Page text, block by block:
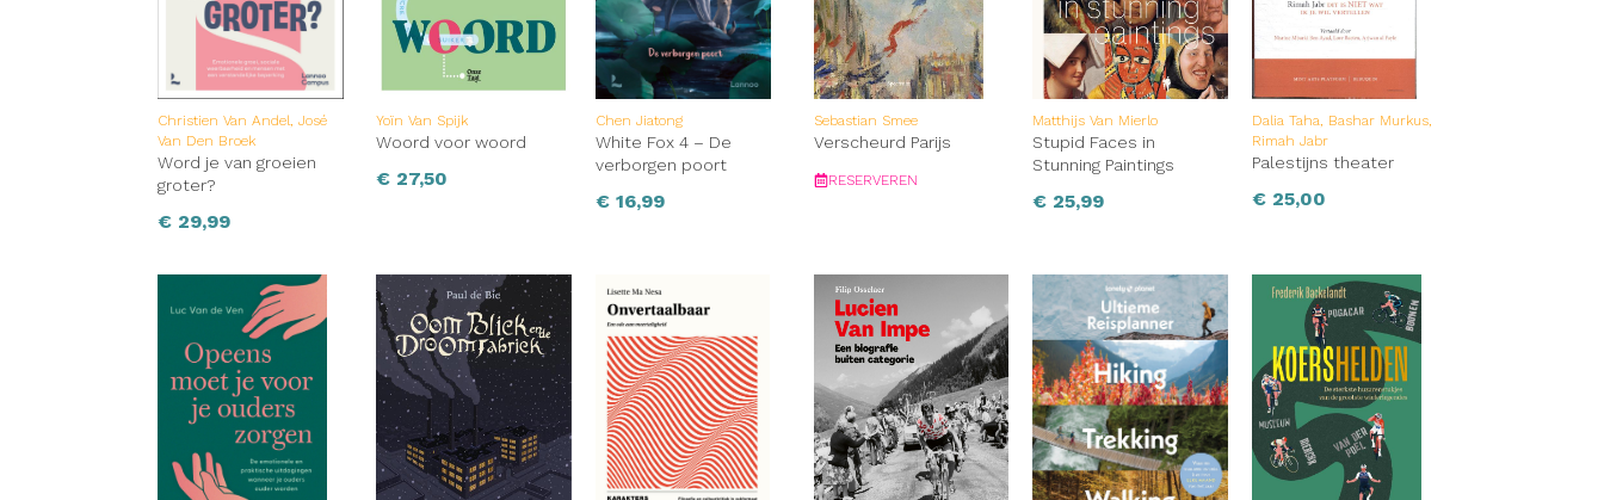
Christien Van Andel, José
Van Den Broek
Word je van groeien
groter?
€ 29,99
Yoïn Van Spijk
Woord voor woord
€ 27,50
Chen Jiatong
White Fox 4 – De
verborgen poort
€16,99
Sebastian Smee
Verscheurd Parijs
RESERVEREN
Matthijs Van Mierlo
Stupid Faces in
Stunning Paintings
€ 25,99
Dalia Taha, Bashar Murkus,
Rimah Jabr
Palestijns theater
€25,00